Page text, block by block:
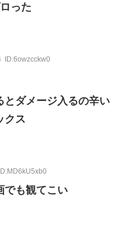
った
ID:6owzcckw0
とダメージ入るの辛い
クス
でも観てこい